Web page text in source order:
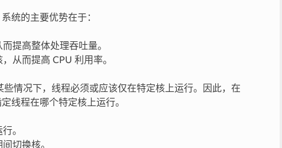
统的主要优势在于：
提高整体处理吞吐量。
从而提高 CPU 利用率。
情况下，线程必须或应该仅在特定核上运行。因此，在
线程在哪个特定核上运行。
。
切换核。